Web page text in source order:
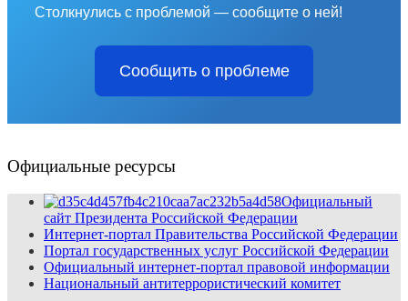
Столкнулись с проблемой — сообщите о ней!
Сообщить о проблеме
Официальные ресурсы
Официальный
сайт Президента Российской Федерации
Интернет-портал Правительства Российской Федерации
Портал государственных услуг Российской Федерации
Официальный интернет-портал правовой информации
Национальный антитеррористический комитет